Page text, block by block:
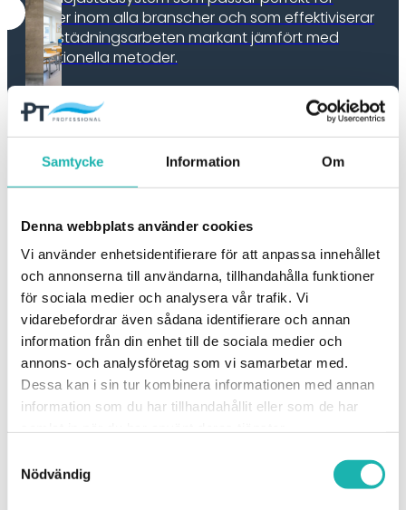
Samtycke Information Om
Denna webbplats använder cookies
Vi använder enhetsidentifierare för att anpassa innehållet
och annonserna till användarna, tillhandahålla funktioner
för sociala medier och analysera vår trafik. Vi
vidarebefordrar även sådana identifierare och annan
information från din enhet till de sociala medier och
annons- och analysföretag som vi samarbetar med.
Dessa kan i sin tur kombinera informationen med annan
information som du har tillhandahållit eller som de har
Nödvändig
lokaler inom alla branscher och som effektiviserar
höjdstädningsarbeten markant jämfört med
traditionella metoder.
Hyr höghöjdsstädning
Vi har kombinerade SpaceVac-paket för städning
upp till 16 meter. Slang- och rördiameter 50 mm.
SpaceVac - Rengör svårtåtkomliga
ytor på hög höjd